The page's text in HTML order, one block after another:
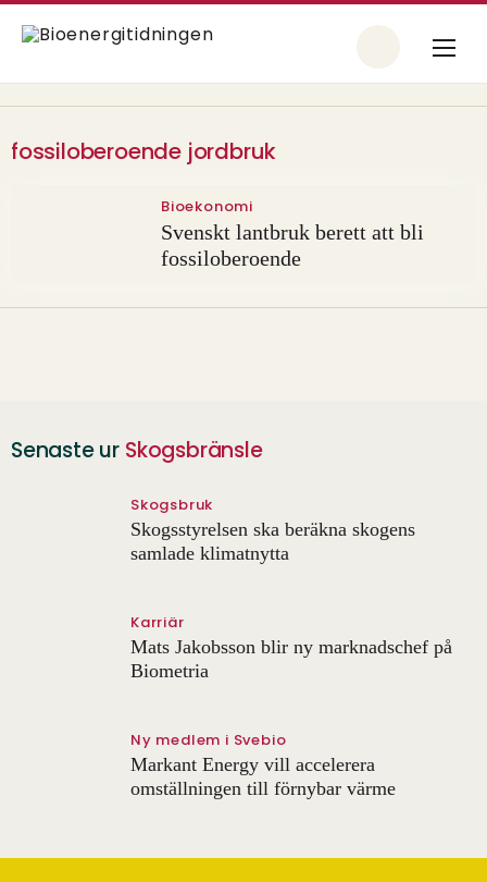
fossiloberoende jordbruk
Bioekonomi
Svenskt lantbruk berett att bli
fossiloberoende
Senaste ur Skogsbränsle
Skogsbruk
Skogsstyrelsen ska beräkna skogens
samlade klimatnytta
Karriär
Mats Jakobsson blir ny marknadschef på
Biometria
Ny medlem i Svebio
Markant Energy vill accelerera
omställningen till förnybar värme